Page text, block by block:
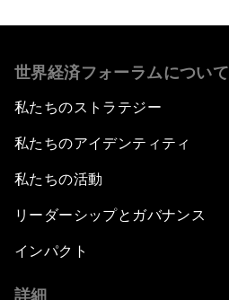
世界経済フォーラムについて
私たちのストラテジー
私たちのアイデンティティ
私たちの活動
リーダーシップとガバナンス
インパクト
詳細